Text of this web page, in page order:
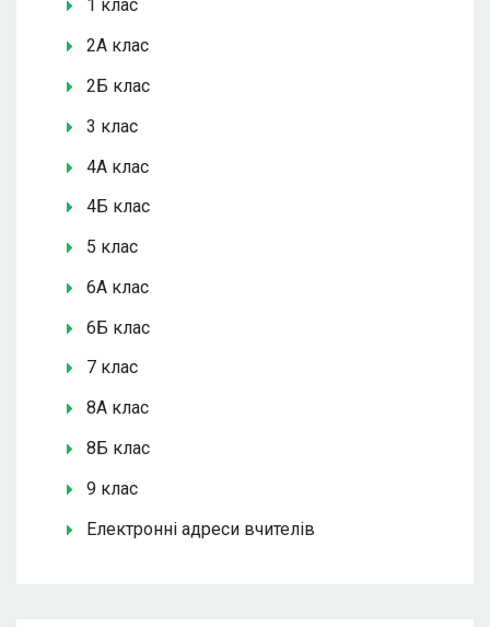
1 клас
2А клас
2Б клас
3 клас
4А клас
4Б клас
5 клас
6А клас
6Б клас
7 клас
8А клас
8Б клас
9 клас
Електронні адреси вчителів